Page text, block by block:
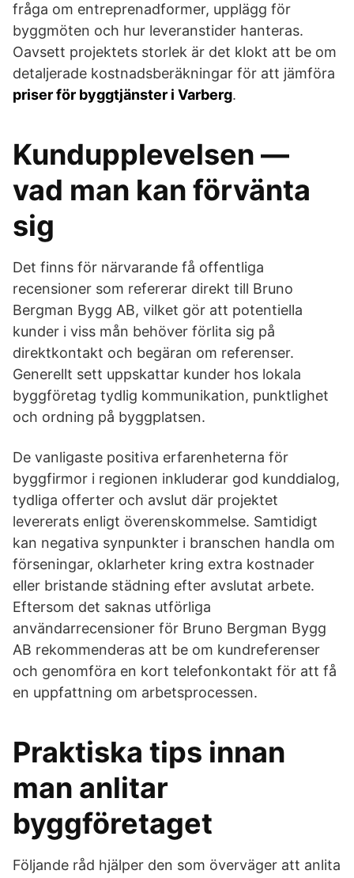
fråga om entreprenadformer, upplägg för
byggmöten och hur leveranstider hanteras.
Oavsett projektets storlek är det klokt att be om
detaljerade kostnadsberäkningar för att jämföra
priser för byggtjänster i Varberg.
Kundupplevelsen —
vad man kan förvänta
sig
Det finns för närvarande få offentliga
recensioner som refererar direkt till Bruno
Bergman Bygg AB, vilket gör att potentiella
kunder i viss mån behöver förlita sig på
direktkontakt och begäran om referenser.
Generellt sett uppskattar kunder hos lokala
byggföretag tydlig kommunikation, punktlighet
och ordning på byggplatsen.
De vanligaste positiva erfarenheterna för
byggfirmor i regionen inkluderar god kunddialog,
tydliga offerter och avslut där projektet
levererats enligt överenskommelse. Samtidigt
kan negativa synpunkter i branschen handla om
förseningar, oklarheter kring extra kostnader
eller bristande städning efter avslutat arbete.
Eftersom det saknas utförliga
användarrecensioner för Bruno Bergman Bygg
AB rekommenderas att be om kundreferenser
och genomföra en kort telefonkontakt för att få
en uppfattning om arbetsprocessen.
Praktiska tips innan
man anlitar
byggföretaget
Följande råd hjälper den som överväger att anlita